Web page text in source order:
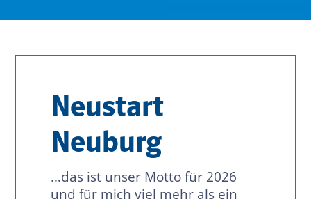
Neustart
Neuburg
…das ist unser Motto für 2026
und für mich viel mehr als ein